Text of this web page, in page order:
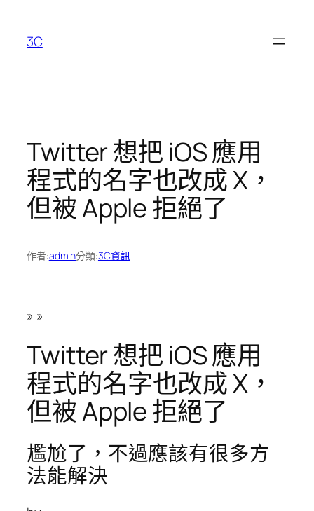
3C
Twitter 想把 iOS 應用
程式的名字也改成 X，
但被 Apple 拒絕了
作者:admin分類:3C資訊
» »
Twitter 想把 iOS 應用
程式的名字也改成 X，
但被 Apple 拒絕了
尷尬了，不過應該有很多方
法能解決